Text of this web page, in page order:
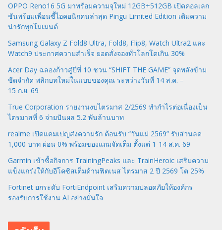
OPPO Reno16 5G มาพร้อมความจุใหม่ 12GB+512GB เปิดคอลเลก
ชันพร้อมเพื่อนซี้ไอคอนิกคนล่าสุด Pingu Limited Edition เติมความ
น่ารักทุกโมเมนต์
Samsung Galaxy Z Fold8 Ultra, Fold8, Flip8, Watch Ultra2 และ
Watch9 ประกาศความสำเร็จ ยอดสั่งจองทั่วโลกโตเกิน 30%
Acer Day ฉลองก้าวสู่ปีที่ 10 ชวน “SHIFT THE GAME” จุดพลังข้าม
ขีดจำกัด พลิกบทใหม่ในแบบของคุณ ระหว่างวันที่ 14 ส.ค. –
15 ก.ย. 69
True Corporation รายงานงบไตรมาส 2/2569 ทำกำไรต่อเนื่องเป็น
ไตรมาสที่ 6 จ่ายปันผล 5.2 พันล้านบาท
realme เปิดแคมเปญส่งความรัก ต้อนรับ “วันแม่ 2569” รับส่วนลด
1,000 บาท ผ่อน 0% พร้อมของแถมจัดเต็ม ตั้งแต่ 1-14 ส.ค. 69
Garmin เข้าซื้อกิจการ TrainingPeaks และ TrainHeroic เสริมความ
แข็งแกร่งให้กับอีโคซิสเต็มด้านฟิตเนส ไตรมาส 2 ปี 2569 โต 25%
Fortinet ยกระดับ FortiEndpoint เสริมความปลอดภัยให้องค์กร
รองรับการใช้งาน AI อย่างมั่นใจ